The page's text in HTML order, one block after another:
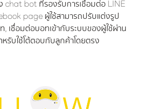
chat bot ที่รองรับการเชื่อมต่อ LINE
page ผู้ใช้สามารถปรับแต่งรูป
, เชื่อมต่อบอทเข้ากับระบบของผู้ใช้ผ่าน
รับใช้โต้ตอบกับลูกค้าโดยตรง